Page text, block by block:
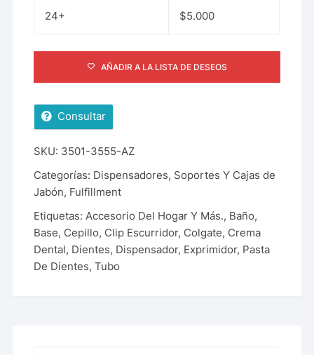
24+ $5.000
AÑADIR A LA LISTA DE DESEOS
Consultar
SKU: 3501-3555-AZ
Categorías: Dispensadores, Soportes Y Cajas de
Jabón, Fulfillment
Etiquetas:Accesorio Del Hogar Y Más., Baño,
Base, Cepillo, Clip Escurridor, Colgate, Crema
Dental, Dientes, Dispensador, Exprimidor, Pasta
De Dientes,Tubo